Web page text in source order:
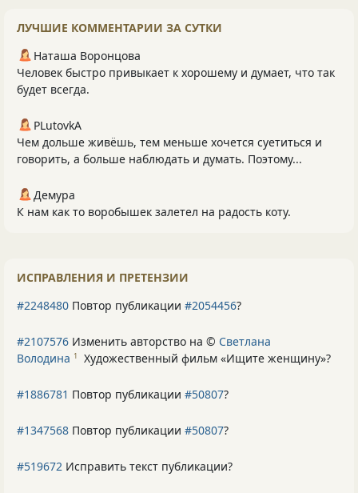
ЛУЧШИЕ КОММЕНТАРИИ ЗА СУТКИ
Наташа Воронцова
Человек быстро привыкает к хорошему и думает, что так
будет всегда.
PLutоvkА
Чем дольше живёшь, тем меньше хочется суетиться и
говорить, а больше наблюдать и думать. Поэтому...
Демура
К нам как то воробышек залетел на радость коту.
ИСПРАВЛЕНИЯ И ПРЕТЕНЗИИ
#2248480 Повтор публикации #2054456?
#2107576 Изменить авторство на © Светлана
Володина 1 Художественный фильм «Ищите женщину»?
#1886781 Повтор публикации #50807?
#1347568 Повтор публикации #50807?
#519672 Исправить текст публикации?